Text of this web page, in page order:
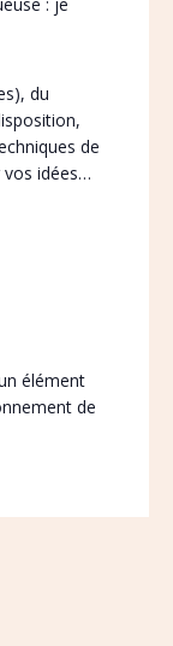
du
de
vos idées…
élément
de